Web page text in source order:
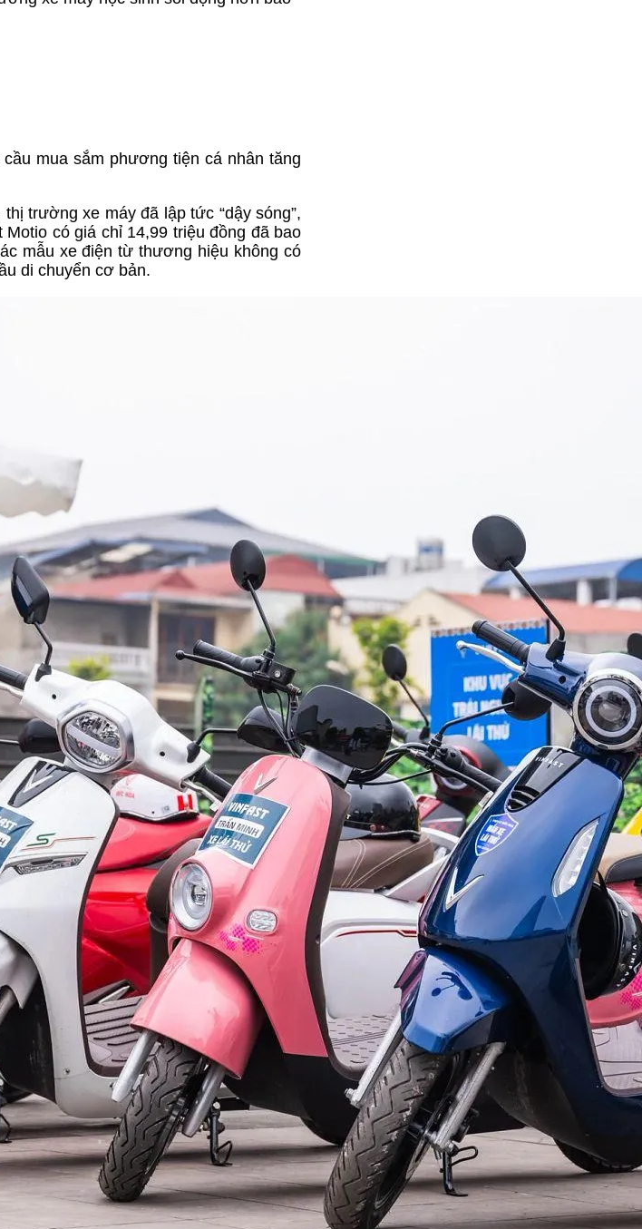
mua sắm phương tiện cá nhân tăng
trường xe máy đã lập tức “dậy sóng”,
có giá chỉ 14,99 triệu đồng đã bao
mẫu xe điện từ thương hiệu không có
di chuyển cơ bản.